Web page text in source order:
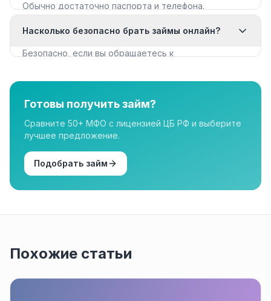
Обычно достаточно паспорта и телефона.
документы для крупных сумм.
Насколько безопасно брать займы онлайн?
Безопасно, если вы обращаетесь к
организации в нашем каталоге имеют лицензию.
Готовы получить займ?
Сравните 50+ МФО с лицензией ЦБ РФ и выберите
лучшее предложение.
Подобрать займ
Похожие статьи